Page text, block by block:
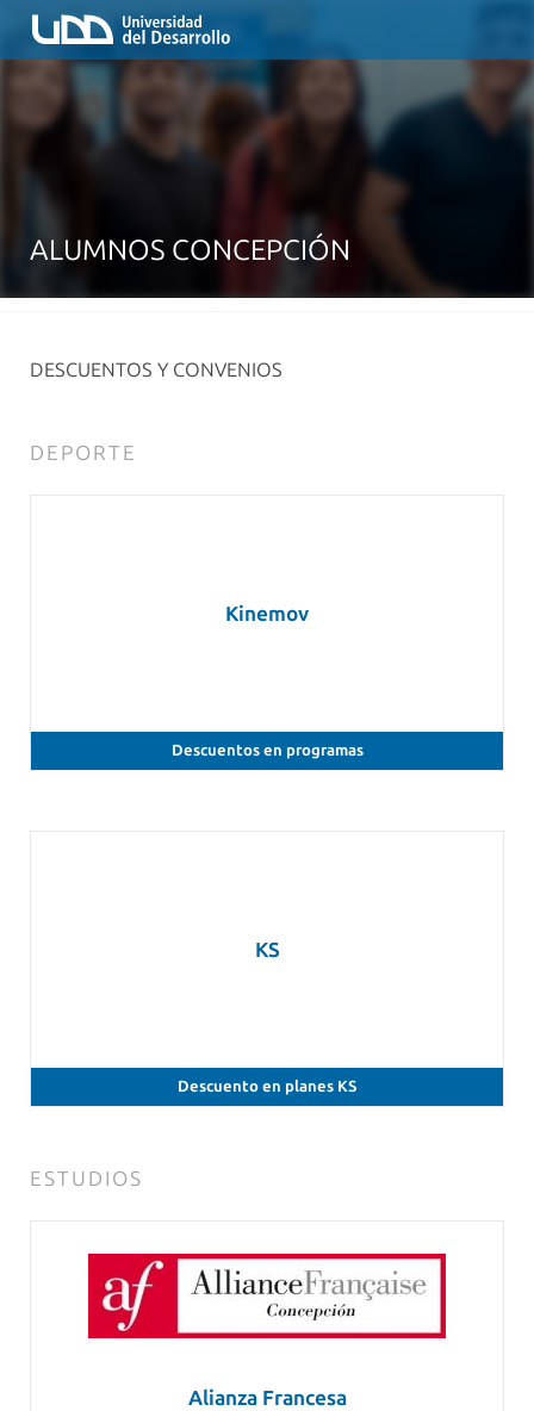
ALUMNOS CONCEPCIÓN
DESCUENTOS Y CONVENIOS
DEPORTE
Kinemov
Descuentos en programas
KS
Descuento en planes KS
ESTUDIOS
Alianza Francesa